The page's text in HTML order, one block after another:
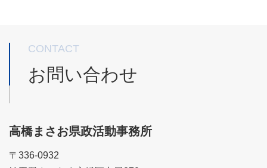
CONTACT
お問い合わせ
高橋まさお県政活動事務所
〒336-0932